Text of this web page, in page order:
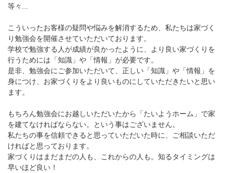
等々...
こういったお客様の疑問や悩みを解消するため、私たちは家づく
り勉強会を開催させていただいております。
学校で勉強する人が成績が良かったように、より良い家づくりを
行うためには「知識」や「情報」が必要です。
是非、勉強会にご参加いただいて、正しい「知識」や「情報」を
身につけ、お家づくりをより良いものにしていただきたいと思い
ます。
もちろん勉強会にお越しいただいたから「たいようホーム」で家
を建てなければならない。という事はございません。
私たちの事を信頼できると思っていただいた時に、ご相談いただ
ければと思っております。
家づくりはまだまだの人も、これからの人も。知るタイミングは
早いほど良い！